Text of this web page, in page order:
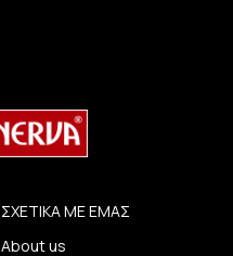
ΣΧΕΤΙΚΑ ΜΕ ΕΜΑΣ
About us